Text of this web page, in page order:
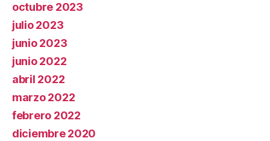
octubre 2023
julio 2023
junio 2023
junio 2022
abril 2022
marzo 2022
febrero 2022
diciembre 2020